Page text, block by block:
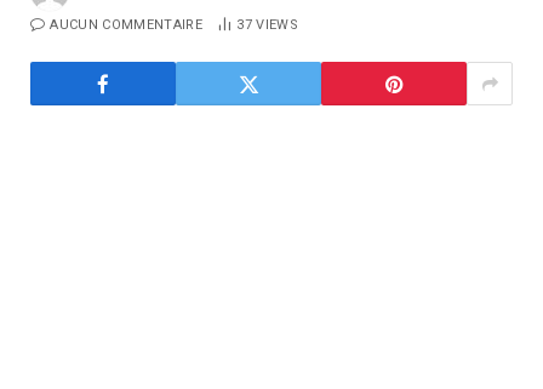
AUCUN COMMENTAIRE 37VIEWS